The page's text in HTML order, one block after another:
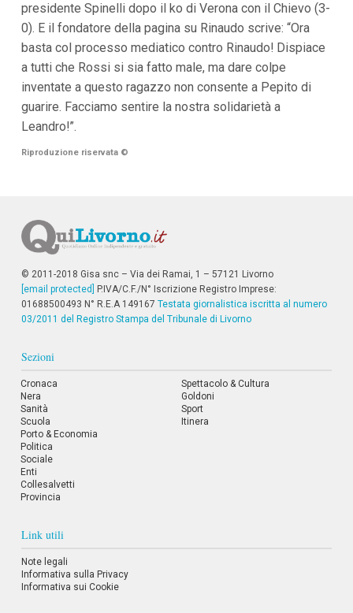
presidente Spinelli dopo il ko di Verona con il Chievo (3-
0). E il fondatore della pagina su Rinaudo scrive: “Ora
basta col processo mediatico contro Rinaudo! Dispiace
a tutti che Rossi si sia fatto male, ma dare colpe
inventate a questo ragazzo non consente a Pepito di
guarire. Facciamo sentire la nostra solidarietà a
Leandro!”.
Riproduzione riservata ©
© 2011-2018 Gisa snc – Via dei Ramai, 1 – 57121 Livorno
[email protected]
P.IVA/C.F./N° Iscrizione Registro Imprese:
01688500493 N° R.E.A 149167 Testata giornalistica iscritta al numero
03/2011 del Registro Stampa del Tribunale di Livorno
Sezioni
Cronaca
Nera
Sanità
Scuola
Porto & Economia
Politica
Sociale
Enti
Collesalvetti
Provincia
Spettacolo & Cultura
Goldoni
Sport
Itinera
Link utili
Note legali
Informativa sulla Privacy
Informativa sui Cookie